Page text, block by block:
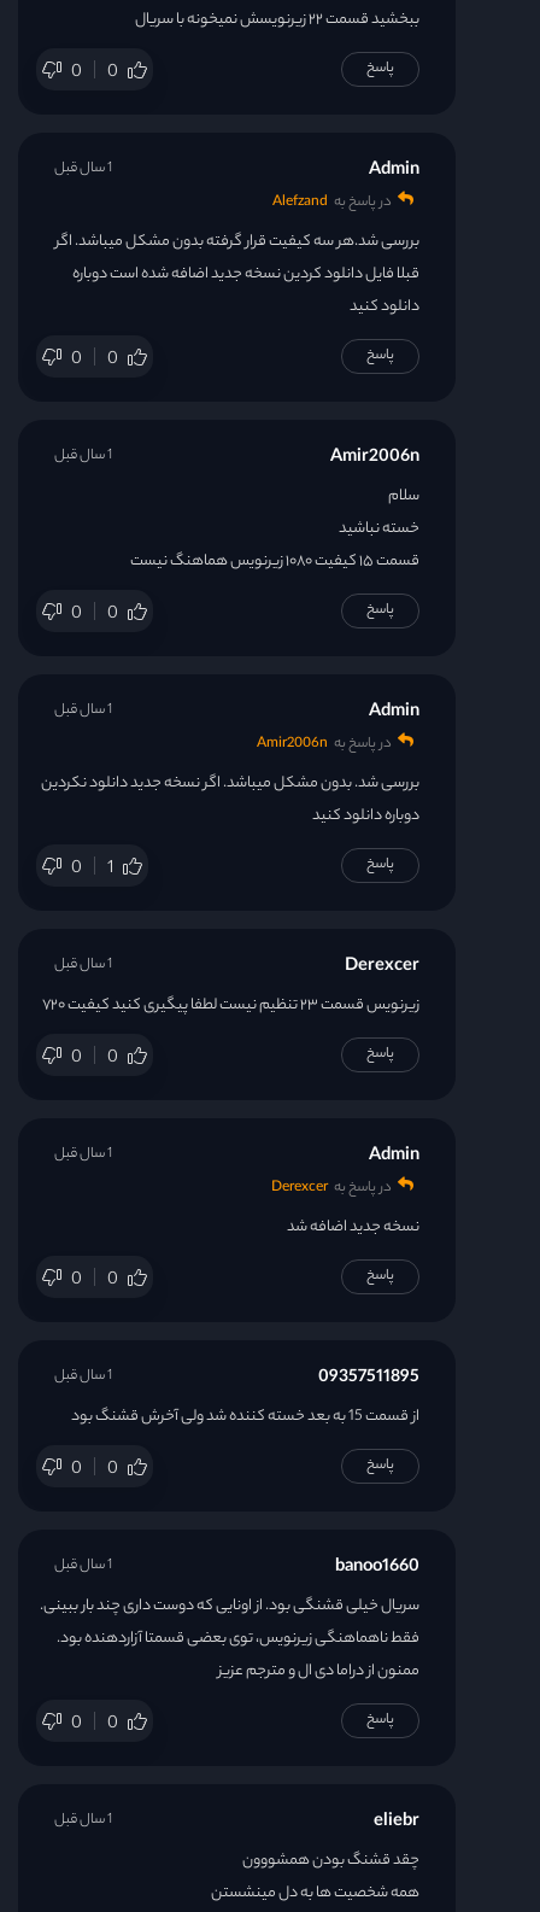
ببخشید قسمت ۲۲ زیرنویسش نمیخونه با سریال
0 0 پاسخ
Admin
در پاسخ به Alefzand
بررسی شد.هر سه کیفیت قرار گرفته بدون مشکل میباشد. اگر
قبلا فایل دانلود کردین نسخه جدید اضافه شده است دوباره
دانلود کنید
0 0
1 سال قبل
پاسخ
Amir2006n
سلام
خسته نباشید
قسمت ۱۵ کیفیت ۱۰۸۰ زیرنویس هماهنگ نیست
0 0
1 سال قبل
پاسخ
Admin
در پاسخ به Amir2006n
بررسی شد. بدون مشکل میباشد. اگر نسخه جدید دانلود نکردین
دوباره دانلود کنید
0 1
1 سال قبل
پاسخ
Derexcer
زیرنویس قسمت ۲۳ تنظیم نیست لطفا پیگیری کنید کیفیت ۷۲۰
0 0
1 سال قبل
پاسخ
Admin
در پاسخ به Derexcer
نسخه جدید اضافه شد
0 0
1 سال قبل
پاسخ
09357511895
از قسمت 15 به بعد خسته کننده شد ولی آخرش قشنگ بود
0 0
1 سال قبل
پاسخ
banoo1660
سریال خیلی قشنگی بود. از اونایی که دوست داری چند بار ببینی.
فقط ناهماهنگی زیرنویس، توی بعضی قسمتا آزاردهنده بود.
ممنون از دراما دی ال و مترجم عزیز
0 0
1 سال قبل
پاسخ
eliebr
چقد قشنگ بودن همشووون
همه شخصیت ها به دل مینشستن
1 سال قبل